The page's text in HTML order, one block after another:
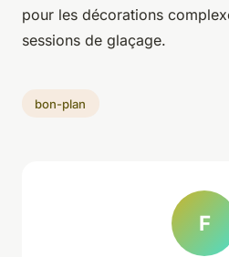
pour les décorations
sessions de glaçage.
bon-plan
F